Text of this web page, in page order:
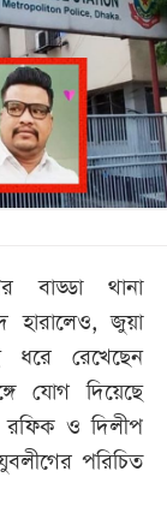
বাড্ডা থানা
হারালেও, জুয়া
ধরে রেখেছেন
যোগ দিয়েছে
রফিক ও দিলীপ
পরিচিত